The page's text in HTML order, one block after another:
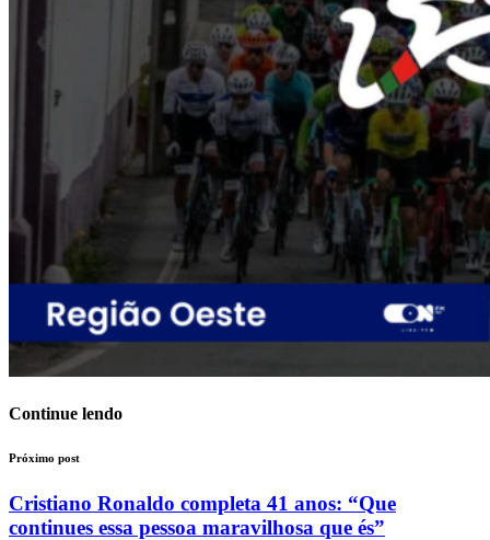
Continue lendo
Próximo post
Cristiano Ronaldo completa 41 anos: “Que
continues essa pessoa maravilhosa que és”